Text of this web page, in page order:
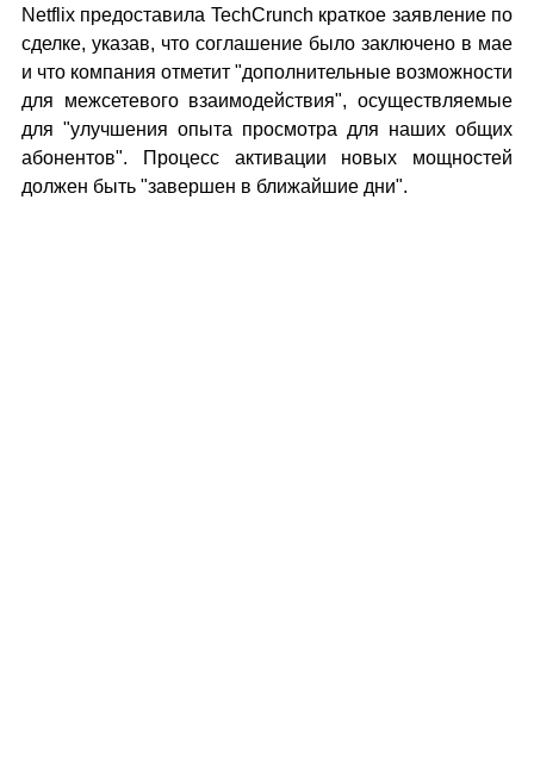
Netflix предоставила TechCrunch краткое заявление по
сделке, указав, что соглашение было заключено в мае
и что компания отметит "дополнительные возможности
для межсетевого взаимодействия", осуществляемые
для "улучшения опыта просмотра для наших общих
абонентов". Процесс активации новых мощностей
должен быть "завершен в ближайшие дни".